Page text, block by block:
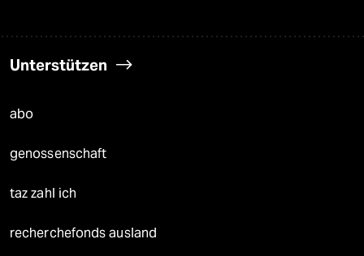
Unterstützen
abo
genossenschaft
taz zahl ich
recherchefonds ausland